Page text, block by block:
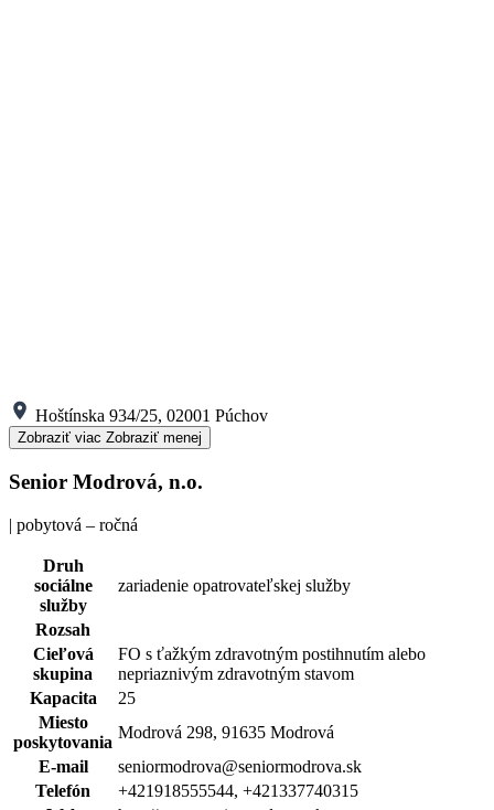
Hoštínska 934/25, 02001 Púchov
Zobraziť viac Zobraziť menej
Senior Modrová, n.o.
| pobytová – ročná
Druh
sociálne
služby
zariadenie opatrovateľskej služby
Rozsah
Cieľová
skupina
FO s ťažkým zdravotným postihnutím alebo
nepriaznivým zdravotným stavom
Kapacita
25
Miesto
poskytovania
Modrová 298, 91635 Modrová
E-mail
seniormodrova@seniormodrova.sk
Telefón
+421918555544, +421337740315